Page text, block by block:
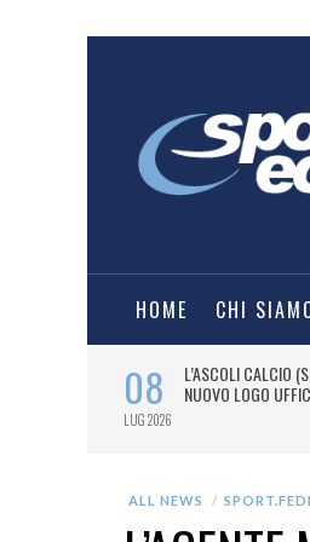
HOME CHI
08
LUG 2026
L’ASCOLI CALCIO
NUOVO LOGO
ALL NEWS